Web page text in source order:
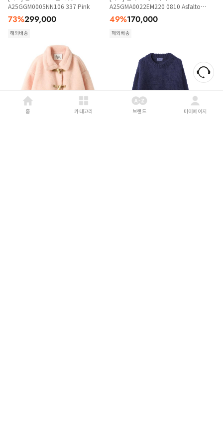
A25GGM0005NN106 337 Pink
73%299,000
해외배송
A25GMA0022EM220 0810 Asfalto
latte
49%170,000
해외배송
홈 카테고리 브랜드 마이페이지